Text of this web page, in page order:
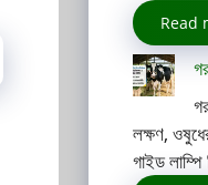
Read
লক্ষণ,
গাইড